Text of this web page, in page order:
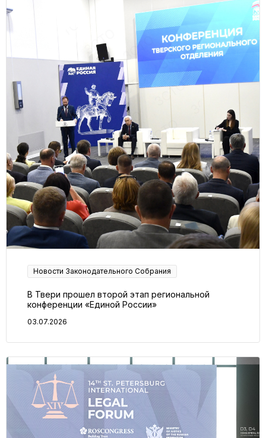
Новости Законодательного Собрания
В Твери прошел второй этап региональной
конференции «Единой России»
03.07.2026